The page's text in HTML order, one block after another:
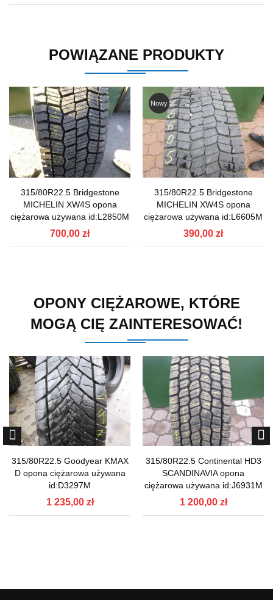
POWIĄZANE PRODUKTY
315/80R22.5 Bridgestone
MICHELIN XW4S opona
ciężarowa używana id:L2850M
700,00 zł
Nowy
315/80R22.5 Bridgestone
MICHELIN XW4S opona
ciężarowa używana id:L6605M
390,00 zł
OPONY CIĘŻAROWE, KTÓRE
MOGĄ CIĘ ZAINTERESOWAĆ!
315/80R22.5 Goodyear KMAX
D opona ciężarowa używana
id:D3297M
1 235,00 zł
315/80R22.5 Continental HD3
SCANDINAVIA opona
ciężarowa używana id:J6931M
1 200,00 zł